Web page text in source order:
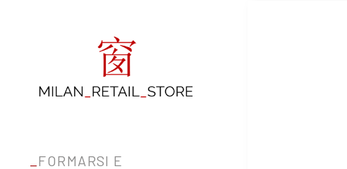
FORMARSI E